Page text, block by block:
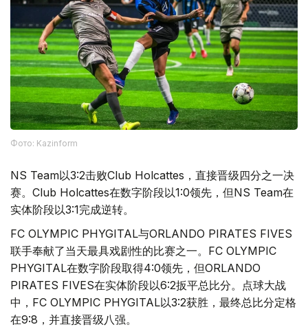
Фото: Kazinform
NS Team以3:2击败Club Holcattes，直接晋级四分之一决
赛。Club Holcattes在数字阶段以1:0领先，但NS Team在
实体阶段以3:1完成逆转。
FC OLYMPIC PHYGITAL与ORLANDO PIRATES FIVES
联手奉献了当天最具戏剧性的比赛之一。FC OLYMPIC
PHYGITAL在数字阶段取得4:0领先，但ORLANDO
PIRATES FIVES在实体阶段以6:2扳平总比分。点球大战
中，FC OLYMPIC PHYGITAL以3:2获胜，最终总比分定格
在9:8，并直接晋级八强。